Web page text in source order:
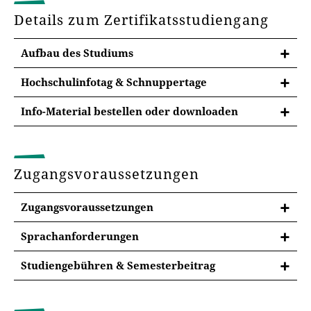
Details zum Zertifikatsstudiengang
Aufbau des Studiums
Hochschulinfotag & Schnuppertage
Infotage
Info-Material bestellen oder downloaden
Zugangsvoraussetzungen
Zugangsvoraussetzungen
Sprachanforderungen
Sprachanforderungen im Studium
Mit Beginn des Studiums:
Französisch- bzw. Spanisch-Kenntnisse auf
Studiengebühren & Semesterbeitrag